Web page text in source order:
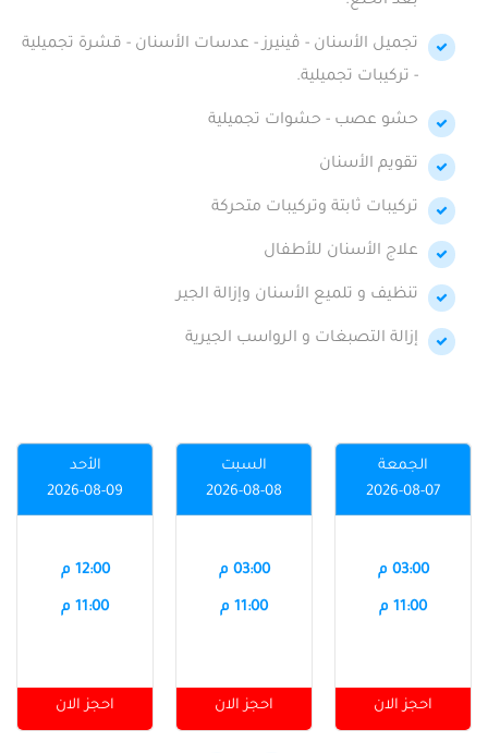
تجميل الأسنان - ڤينيرز - عدسات الأسنان - قشرة تجميلية
- تركيبات تجميلية.
حشو عصب - حشوات تجميلية
تقويم الأسنان
تركيبات ثابتة وتركيبات متحركة
علاج الأسنان للأطفال
تنظيف و تلميع الأسنان وإزالة الجير
إزالة التصبغات و الرواسب الجيرية
الجمعة
2026-08-07
03:00 م
11:00 م
احجز الان
السبت
2026-08-08
03:00 م
11:00 م
احجز الان
الأحد
2026-08-09
12:00 م
11:00 م
احجز الان